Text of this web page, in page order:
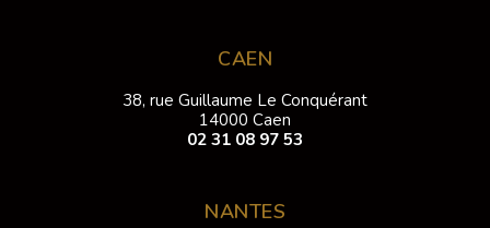
CAEN
38, rue Guillaume Le Conquérant
14000 Caen
02 31 08 97 53
NANTES